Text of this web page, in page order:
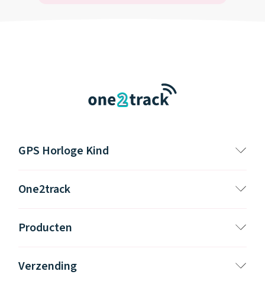
GPS Horloge Kind
One2track
Producten
Verzending